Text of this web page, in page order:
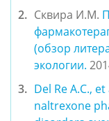
Сквира И.М.
(обзор
экологии.
Del Re A.C., et
naltrexone